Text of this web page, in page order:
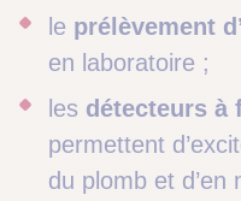
le prélèvement
en laboratoire ;
les détecteurs à
permettent
du plomb et